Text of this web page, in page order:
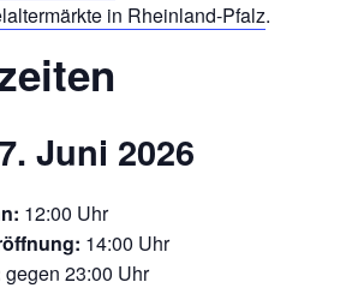
in Rheinland-Pfalz.
Juni 2026
12:00 Uhr
14:00 Uhr
gegen 23:00 Uhr